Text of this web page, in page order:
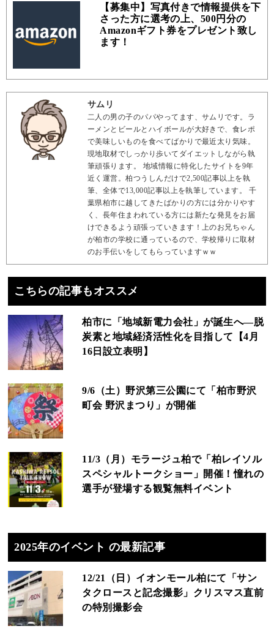
【募集中】写真付きで情報提供を下
さった方に選考の上、500円分の
Amazonギフト券をプレゼント致し
ます！
サムリ
二人の男の子のパパやってます、サムリです。ラ
ーメンとビールとハイボールが大好きで、食レポ
で美味しいものを食べてばかりで最近太り気味。
現地取材でしっかり歩いてダイエットしながら執
筆頑張ります。 地域情報に特化したサイトを9年
近く運営。柏つうしんだけで2,500記事以上を執
筆、全体で13,000記事以上を執筆しています。 千
葉県柏市に越してきたばかりの方には分かりやす
く、長年住まわれている方には新たな発見をお届
けできるよう頑張っていきます！上のお兄ちゃん
が柏市の学校に通っているので、学校帰りに取材
のお手伝いをしてもらっていますｗｗ
こちらの記事もオススメ
柏市に「地域新電力会社」が誕生へ―脱
炭素と地域経済活性化を目指して【4月
16日設立表明】
9/6（土）野沢第三公園にて「柏市野沢
町会 野沢まつり」が開催
11/3（月）モラージュ柏で「柏レイソル
スペシャルトークショー」開催！憧れの
選手が登場する観覧無料イベント
2025年のイベント の最新記事
12/21（日）イオンモール柏にて「サン
タクロースと記念撮影」クリスマス直前
の特別撮影会